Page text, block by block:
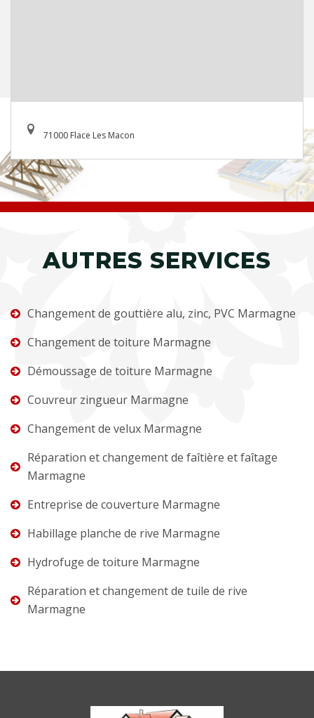
71000 Flace Les Macon
AUTRES SERVICES
Changement de gouttière alu, zinc, PVC Marmagne
Changement de toiture Marmagne
Démoussage de toiture Marmagne
Couvreur zingueur Marmagne
Changement de velux Marmagne
Réparation et changement de faîtière et faîtage
Marmagne
Entreprise de couverture Marmagne
Habillage planche de rive Marmagne
Hydrofuge de toiture Marmagne
Réparation et changement de tuile de rive
Marmagne